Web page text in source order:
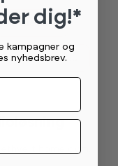
Se alle rack
home gym.
dig!*
kampagner og
nyhedsbrev.